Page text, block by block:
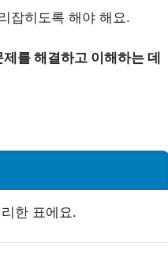
잡히도록 해야 해요.
를 해결하고 이해하는 데
한 표에요.